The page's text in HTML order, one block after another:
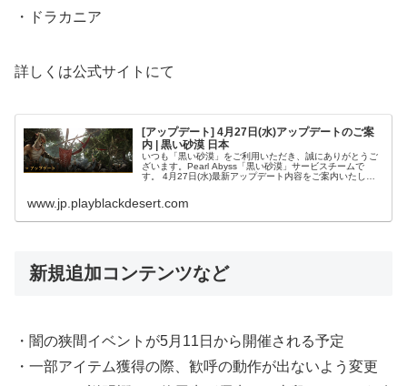
・ドラカニア
詳しくは公式サイトにて
[アップデート] 4月27日(水)アップデートのご案
内 | 黒い砂漠 日本
いつも「黒い砂漠」をご利用いただき、誠にありがとうご
ざいます。Pearl Abyss「黒い砂漠」サービスチームで
す。 4月27日(水)最新アップデート内容をご案内いたしま
www.jp.playblackdesert.com
新規追加コンテンツなど
・闇の狭間イベントが5月11日から開催される予定
・一部アイテム獲得の際、歓呼の動作が出ないよう変更